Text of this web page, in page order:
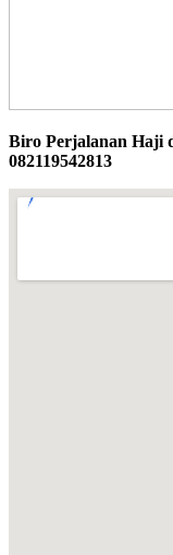
Biro Perjalanan Haji
082119542813